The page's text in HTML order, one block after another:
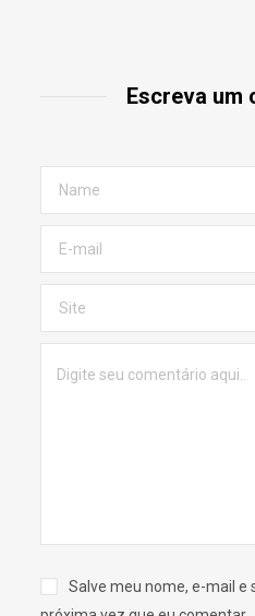
Escreva um
Salve meu nome, e-mail e